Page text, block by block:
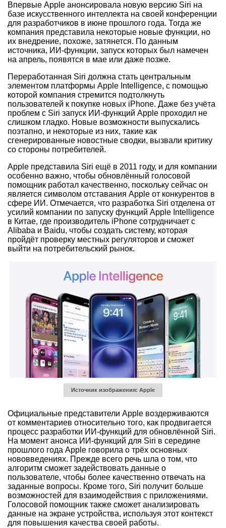
Впервые Apple анонсировала новую версию Siri на
базе искусственного интеллекта на своей конференции
для разработчиков в июне прошлого года. Тогда же
компания представила некоторые новые функции, но
их внедрение, похоже, затянется. По данным
источника, ИИ-функции, запуск которых был намечен
на апрель, появятся в мае или даже позже.
Переработанная Siri должна стать центральным
элементом платформы Apple Intelligence, с помощью
которой компания стремится подтолкнуть
пользователей к покупке новых iPhone. Даже без учёта
проблем с Siri запуск ИИ-функций Apple проходил не
слишком гладко. Новые возможности выпускались
поэтапно, и некоторые из них, такие как
сгенерированные новостные сводки, вызвали критику
со стороны потребителей.
Apple представила Siri ещё в 2011 году, и для компании
особенно важно, чтобы обновлённый голосовой
помощник работал качественно, поскольку сейчас он
является символом отставания Apple от конкурентов в
сфере ИИ. Отмечается, что разработка Siri отделена от
усилий компании по запуску функций Apple Intelligence
в Китае, где производитель iPhone сотрудничает с
Alibaba и Baidu, чтобы создать систему, которая
пройдёт проверку местных регуляторов и сможет
выйти на потребительский рынок.
Источник изображения: Apple
Официальные представители Apple воздерживаются
от комментариев относительно того, как продвигается
процесс разработки ИИ-функций для обновлённой Siri.
На момент анонса ИИ-функций для Siri в середине
прошлого года Apple говорила о трёх основных
нововведениях. Прежде всего речь шла о том, что
алгоритм сможет задействовать данные о
пользователе, чтобы более качественно отвечать на
заданные вопросы. Кроме того, Siri получит больше
возможностей для взаимодействия с приложениями.
Голосовой помощник также сможет анализировать
данные на экране устройства, используя этот контекст
для повышения качества своей работы.